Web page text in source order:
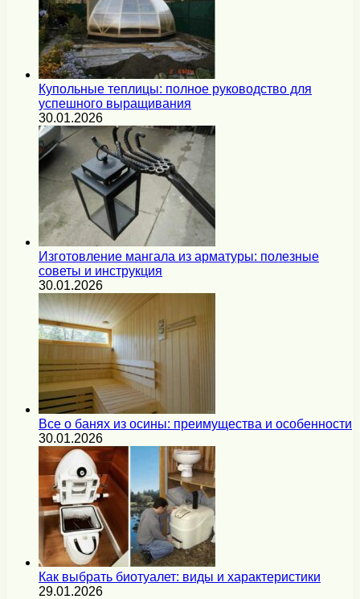
Купольные теплицы: полное руководство для
успешного выращивания
30.01.2026
Изготовление мангала из арматуры: полезные
советы и инструкция
30.01.2026
Все о банях из осины: преимущества и особенности
30.01.2026
Как выбрать биотуалет: виды и характеристики
29.01.2026